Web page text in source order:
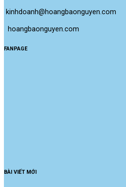
kinhdoanh@hoangbaonguyen.com
hoangbaonguyen.com
FANPAGE
BÀI VIẾT MỚI